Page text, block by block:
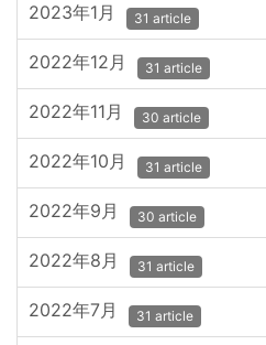
2023年1月 31 article
2022年12月 31 article
2022年11月 30 article
2022年10月 31 article
2022年9月 30 article
2022年8月 31 article
2022年7月 31 article